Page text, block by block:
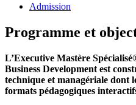
Admission
Programme et
L’Executive Mastère
Business Development est
technique et managériale dont
formats pédagogiques